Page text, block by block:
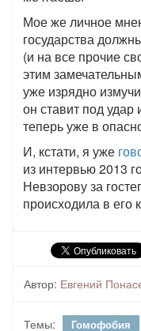
Мое же личное
государства
(и на все прочие
этим
уже изрядно
он ставит под
теперь уже в
И, кстати, я уже
из интервью 2013
Невзорову за
происходила в его
Автор: Евгений
Темы: Гомофобия